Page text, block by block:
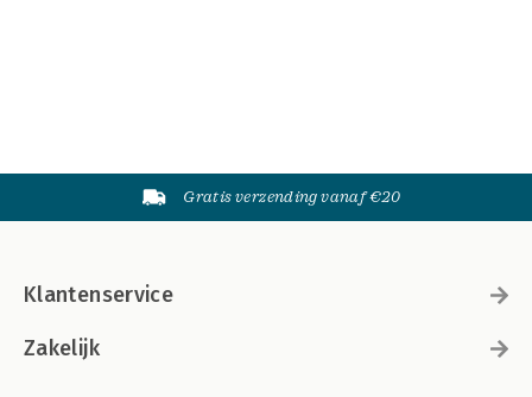
Gratis verzending vanaf €20
Klantenservice
Zakelijk